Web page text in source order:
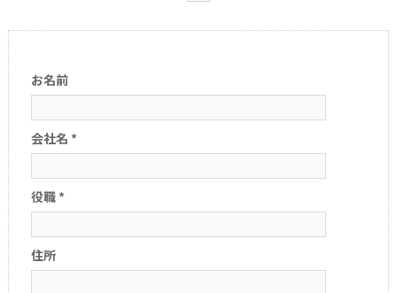
お名前
会社名 *
役職 *
住所